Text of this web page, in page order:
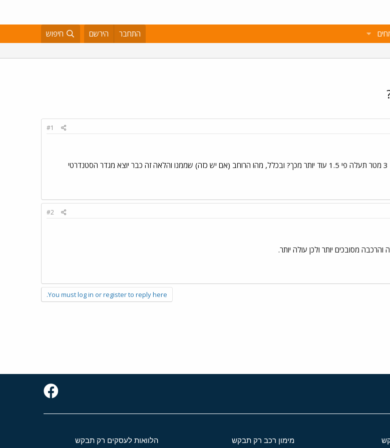
התחבר הירשם חיפוש
#1
נניח וטרינה ברוחב 2 מטר עולה X ש"ח. האם כזו ברוחב 3 מטר תעלה פי 1.5 עוד יותר מכך? ובכלל, מהו הרוחב (אם יש כזה) שממנו והלאה זה כבר יוצא מגדר הסטנדרטי
#2
מסובכים יותר ולכן עולה יותר.
You must log in or register to reply here.
מימון רכב רק תבקש הלוואות לעסקים רק תבקש